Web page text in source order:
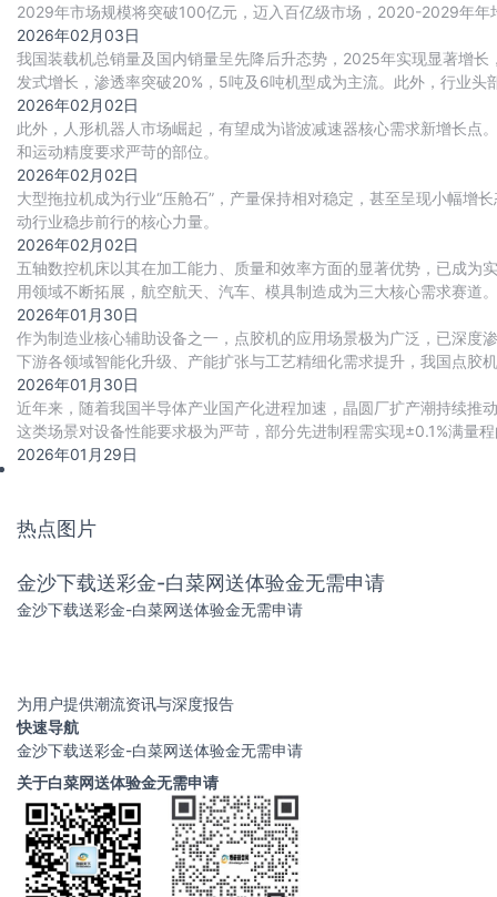
2029年市场规模将突破100亿元，迈入百亿级市场，2020-2029年
2026年02月03日
我国装载机总销量及国内销量呈先降后升态势，2025年实现显著增
发式增长，渗透率突破20%，5吨及6吨机型成为主流。此外，行业
2026年02月02日
此外，人形机器人市场崛起，有望成为谐波减速器核心需求新增长
和运动精度要求严苛的部位。
2026年02月02日
大型拖拉机成为行业“压舱石”，产量保持相对稳定，甚至呈现小幅
动行业稳步前行的核心力量。
2026年02月02日
五轴数控机床以其在加工能力、质量和效率方面的显著优势，已成
用领域不断拓展，航空航天、汽车、模具制造成为三大核心需求赛
代进程加速推进，国产化率从2020年的18
2026年01月30日
作为制造业核心辅助设备之一，点胶机的应用场景极为广泛，已深度
下游各领域智能化升级、产能扩张与工艺精细化需求提升，我国点胶
2026年01月30日
近年来，随着我国半导体产业国产化进程加速，晶圆厂扩产潮持续推
这类场景对设备性能要求极为严苛，部分先进制程需实现±0.1%满量
准。
2026年01月29日
热点图片
金沙下载送彩金-白菜网送体验金无需申请
金沙下载送彩金-白菜网送体验金无需申请
为用户提供潮流资讯与深度报告
快速导航
金沙下载送彩金-白菜网送体验金无需申请
关于白菜网送体验金无需申请